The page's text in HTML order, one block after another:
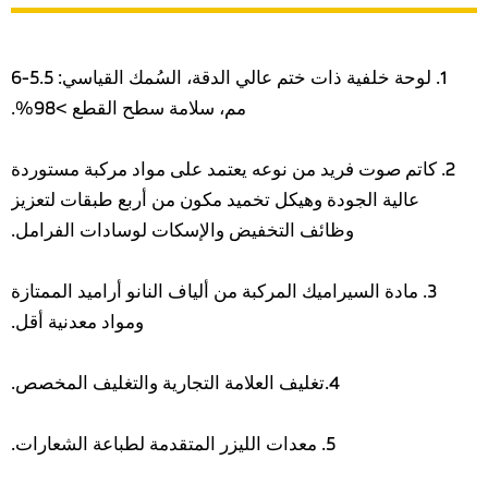
1. لوحة خلفية ذات ختم عالي الدقة، السُمك القياسي: 5.5-6
مم، سلامة سطح القطع >98%.
2. كاتم صوت فريد من نوعه يعتمد على مواد مركبة مستوردة
عالية الجودة وهيكل تخميد مكون من أربع طبقات لتعزيز
وظائف التخفيض والإسكات لوسادات الفرامل.
3. مادة السيراميك المركبة من ألياف النانو أراميد الممتازة
ومواد معدنية أقل.
4.تغليف العلامة التجارية والتغليف المخصص.
5. معدات الليزر المتقدمة لطباعة الشعارات.